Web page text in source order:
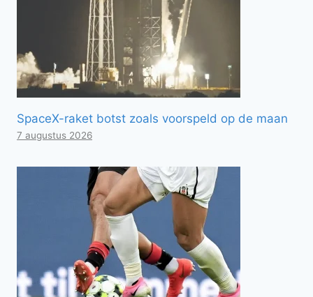
SpaceX-raket botst zoals voorspeld op de maan
7 augustus 2026